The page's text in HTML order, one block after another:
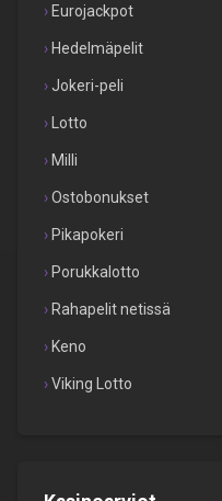
Eurojackpot
Hedelmäpelit
Jokeri-peli
Lotto
Milli
Ostobonukset
Pikapokeri
Porukkalotto
Rahapelit netissä
Keno
Viking Lotto